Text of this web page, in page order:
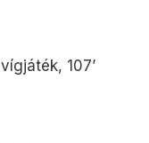
107’